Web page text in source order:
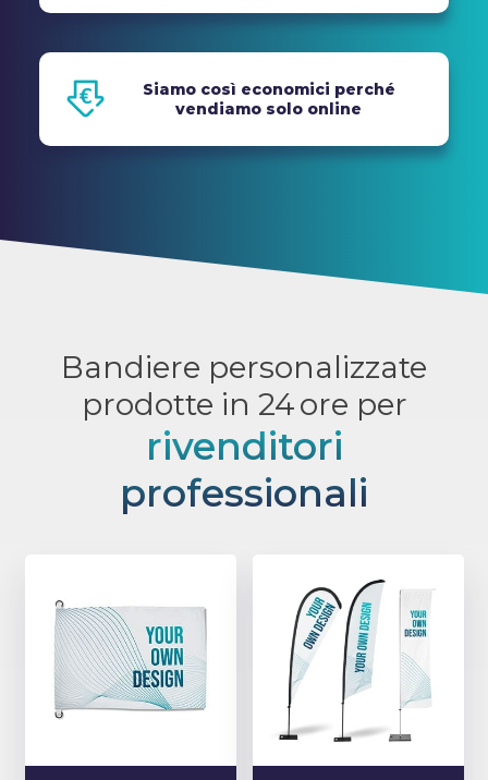
Siamo così economici perché
vendiamo solo online
Bandiere personalizzate
prodotte in 24 ore per
rivenditori
professionali